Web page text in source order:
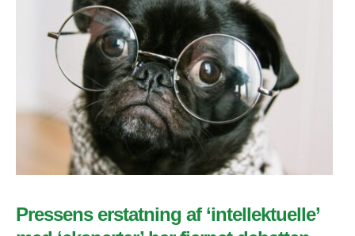
Pressens erstatning af ‘intellektuelle’